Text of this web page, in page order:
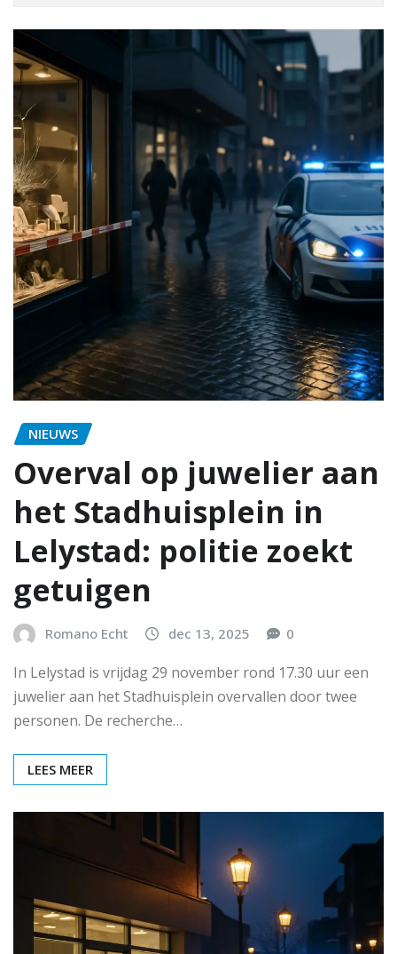
NIEUWS
Overval op juwelier aan
het Stadhuisplein in
Lelystad: politie zoekt
getuigen
Romano Echt dec 13, 2025 0
In Lelystad is vrijdag 29 november rond 17.30 uur een
juwelier aan het Stadhuisplein overvallen door twee
personen. De recherche…
LEES MEER